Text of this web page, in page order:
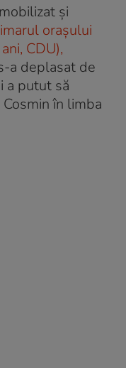
și
orașului
CDU),
a deplasat de
a putut să
în limba